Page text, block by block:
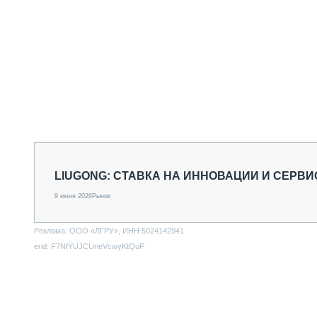
LIUGONG: СТАВКА НА ИННОВАЦИИ И
9 июня 2026Рынок
Реклама. ООО «ЛГРУ», ИНН 5024142941
erid: F7NfYUJCUneVcwyKtQuP